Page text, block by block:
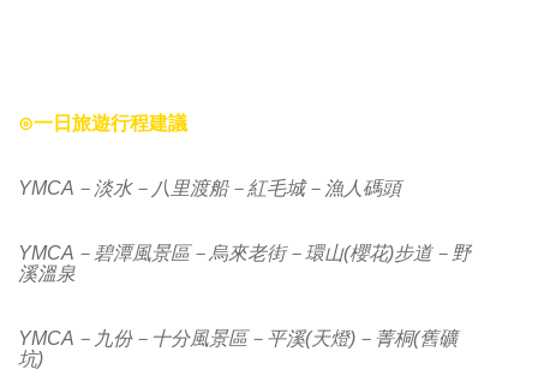
⊙一日旅遊行程建議
YMCA－淡水－八里渡船－紅毛城－漁人碼頭
YMCA－碧潭風景區－烏來老街－環山(櫻花)步道－野
溪溫泉
YMCA－九份－十分風景區－平溪(天燈)－菁桐(舊礦
坑)